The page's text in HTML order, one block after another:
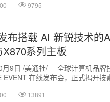
9795
布搭载 AI 新锐技术的
系列主板
9日 /美通社/ -- 全球计算机品
EVENT 在线发布会，正式揭开
13891